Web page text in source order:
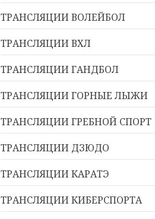
ТРАНСЛЯЦИИ ВОЛЕЙБОЛ
ТРАНСЛЯЦИИ ВХЛ
ТРАНСЛЯЦИИ ГАНДБОЛ
ТРАНСЛЯЦИИ ГОРНЫЕ ЛЫЖИ
ТРАНСЛЯЦИИ ГРЕБНОЙ СПОРТ
ТРАНСЛЯЦИИ ДЗЮДО
ТРАНСЛЯЦИИ КАРАТЭ
ТРАНСЛЯЦИИ КИБЕРСПОРТА